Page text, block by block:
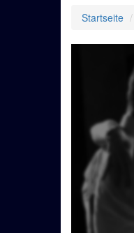
Startseite